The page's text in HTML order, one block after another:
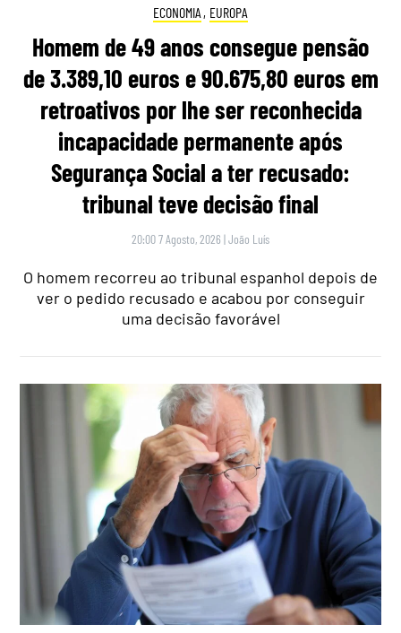
ECONOMIA , EUROPA
Homem de 49 anos consegue pensão
de 3.389,10 euros e 90.675,80 euros em
retroativos por lhe ser reconhecida
incapacidade permanente após
Segurança Social a ter recusado:
tribunal teve decisão final
20:00 7 Agosto, 2026 |João Luís
O homem recorreu ao tribunal espanhol depois de
ver o pedido recusado e acabou por conseguir
uma decisão favorável